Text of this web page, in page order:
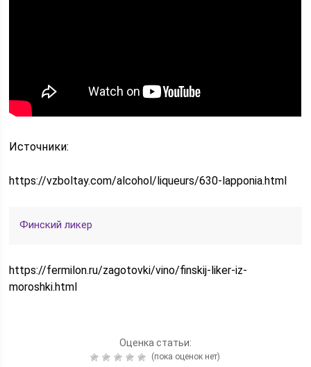
Источники:
https://vzboltay.com/alcohol/liqueurs/630-lapponia.html
Финский ликер
https://fermilon.ru/zagotovki/vino/finskij-liker-iz-
moroshki.html
Оценка статьи:
(пока оценок нет)